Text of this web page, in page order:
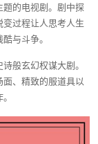
的电视剧。剧中探
过程让人思考人生
与斗争。
般玄幻权谋大剧。
、精致的服道具以